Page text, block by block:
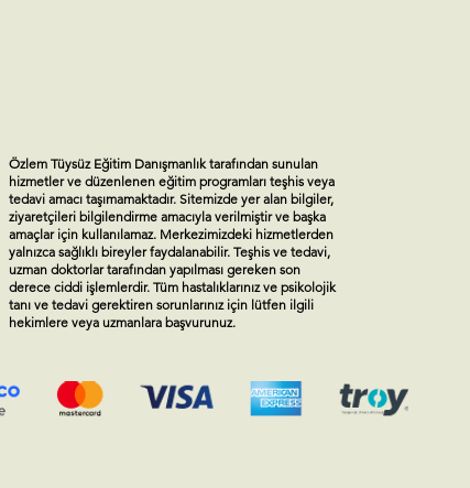
Özlem Tüysüz Eğitim Danışmanlık tarafından sunulan
hizmetler ve düzenlenen eğitim programları teşhis veya
tedavi amacı taşımamaktadır. Sitemizde yer alan bilgiler,
ziyaretçileri bilgilendirme amacıyla verilmiştir ve başka
amaçlar için kullanılamaz. Merkezimizdeki hizmetlerden
yalnızca sağlıklı bireyler faydalanabilir. Teşhis ve tedavi,
uzman doktorlar tarafından yapılması gereken son
derece ciddi işlemlerdir. Tüm hastalıklarınız ve psikolojik
tanı ve tedavi gerektiren sorunlarınız için lütfen ilgili
hekimlere veya uzmanlara başvurunuz.